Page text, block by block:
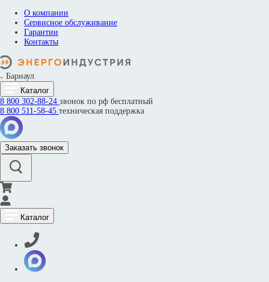
О компании
Сервисное обслуживание
Гарантии
Контакты
Барнаул
Каталог
8 800 302-88-24 звонок по рф бесплатный
8 800 511-58-45 техническая поддержка
Заказать звонок
Каталог